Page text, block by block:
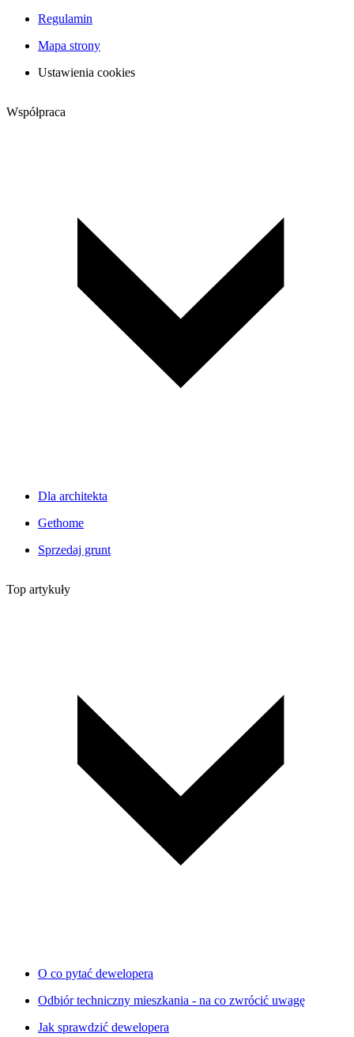
Regulamin
Mapa strony
Ustawienia cookies
Współpraca
Dla architekta
Gethome
Sprzedaj grunt
Top artykuły
O co pytać dewelopera
Odbiór techniczny mieszkania - na co zwrócić uwagę
Jak sprawdzić dewelopera